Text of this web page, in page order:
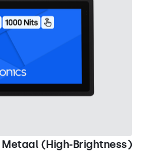
Metaal (High-Brightness)